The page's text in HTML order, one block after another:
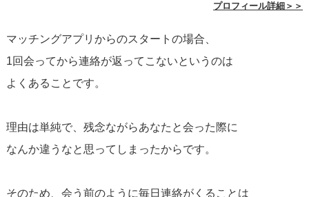
プロフィール詳細＞＞
マッチングアプリからのスタートの場合、
1回会ってから連絡が返ってこないというのは
よくあることです。
理由は単純で、残念ながらあなたと会った際に
なんか違うなと思ってしまったからです。
そのため、会う前のように毎日連絡がくることは